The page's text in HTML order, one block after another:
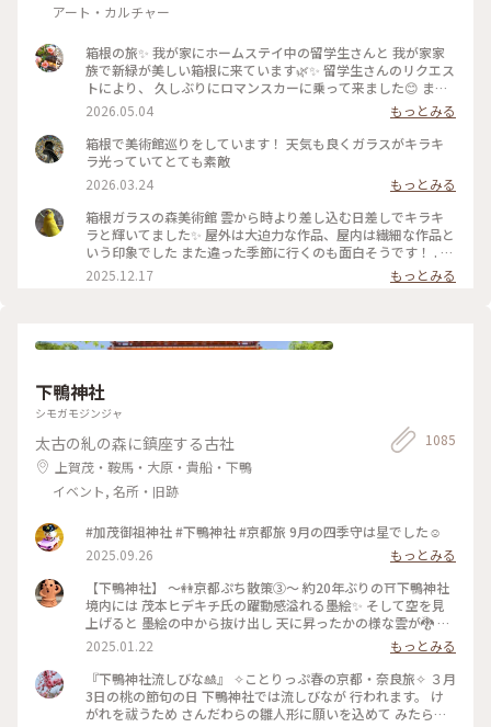
アート・カルチャー
箱根の旅✨ 我が家にホームステイ中の留学生さんと 我が家家
族で新緑が美しい箱根に来ています🌿✨ 留学生さんのリクエス
トにより、 久しぶりにロマンスカーに乗って来ました😊 まず
は、箱根ガラスの森美術館へ°˖✧ 1番感動したのが、庭園でひ
ときわ輝いていた 「クリスタル・ガラスの藤の花」💙💜🤍 藤
の花は春から初夏にかけて 箱根の山間に美しく咲くそうで、
またイタリア•フィレンツェにも 名所があるそうです✨ その藤
の花をクリスタル・ガラスで表現... 爽やかな初夏の風と木漏れ
日に輝く様子は 夢のように美しかったです𖧷 ⁺. 【展示期間】
2026年3月14日から6月25日まで。 #箱根ガラスの森美術館 #
箱根 #ちいさな列車旅 #クリスタル・ガラスの藤の花 #藤の花
#藤 #久しぶりにロマンスカー
2026.05.04
もっとみる
箱根で美術館巡りをしています！ 天気も良くガラスがキラキ
ラ光っていてとても素敵
2026.03.24
もっとみる
箱根ガラスの森美術館 雲から時より差し込む日差しでキラキ
ラと輝いてました✨ 屋外は大迫力な作品、屋内は繊細な作品と
いう印象でした また違った季節に行くのも面白そうです！ . #
2025.12.17 もっとみる
下鴨神社
シモガモジンジャ
太古の糺の森に鎮座する古社
上賀茂・鞍馬・大原・貴船・下鴨
イベント, 名所・旧跡
1085
#加茂御祖神社 #下鴨神社 #京都旅 9月の四季守は星でした☺️
2025.09.26
もっとみる
【下鴨神社】 〜👭京都ぷち散策③〜 約20年ぶりの⛩️下鴨神社
境内には 茂本ヒデキチ氏の躍動感溢れる墨絵✨ そして空を見
上げると 墨絵の中から抜け出し 天に昇ったかの様な雲が🐉 パ
ワーを感じ見入ってしまったd-maruでした #ご利益めぐり #
下鴨神社
2025.01.22
もっとみる
『下鴨神社流しびな🎎』 ✧︎ことりっぷ春の京都・奈良旅✧︎ ３月
3日の桃の節句の日 下鴨神社では流しびなが 行われます。 け
がれを祓うため さんだわらの雛人形に願いを込めて みたらし